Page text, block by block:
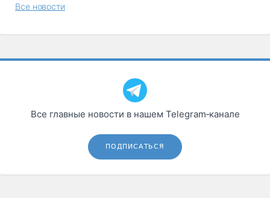
Все новости
Все главные новости в нашем Telegram‑канале
ПОДПИСАТЬСЯ